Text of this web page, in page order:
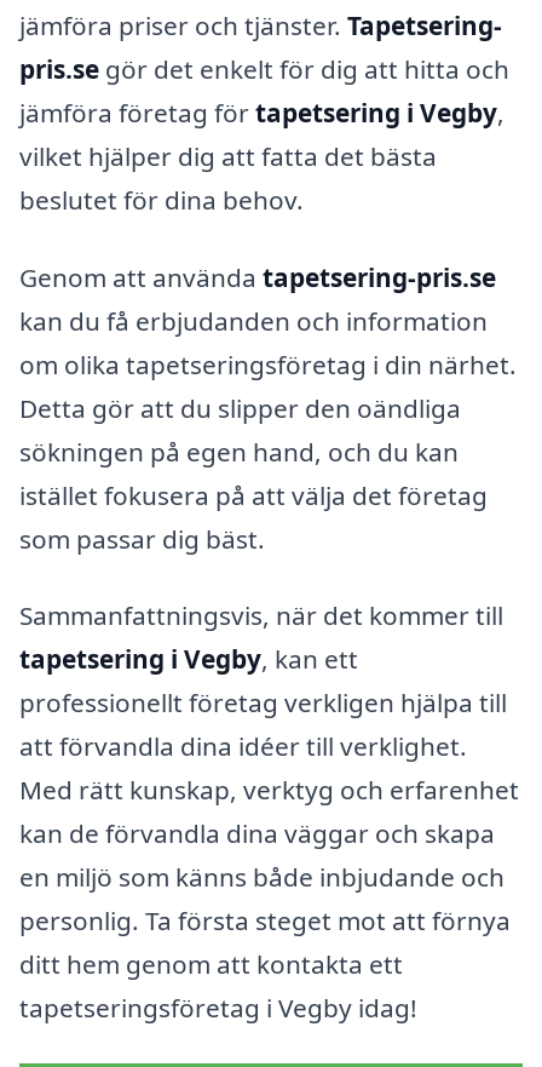
jämföra priser och tjänster. Tapetsering-
pris.se gör det enkelt för dig att hitta och
jämföra företag förtapetsering i Vegby,
vilket hjälper dig att fatta det bästa
beslutet för dina behov.
Genom att använda tapetsering-pris.se
kan du få erbjudanden och information
om olika tapetseringsföretag i din närhet.
Detta gör att du slipper den oändliga
sökningen på egen hand, och du kan
istället fokusera på att välja det företag
som passar dig bäst.
Sammanfattningsvis, när det kommer till
tapetsering i Vegby, kan ett
professionellt företag verkligen hjälpa till
att förvandla dina idéer till verklighet.
Med rätt kunskap, verktyg och erfarenhet
kan de förvandla dina väggar och skapa
en miljö som känns både inbjudande och
personlig. Ta första steget mot att förnya
ditt hem genom att kontakta ett
tapetseringsföretag i Vegby idag!